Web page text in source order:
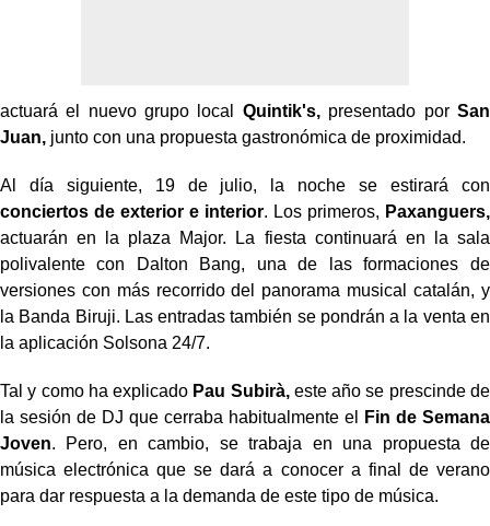
actuará el nuevo grupo local Quintik's,presentado por San
Juan, junto con una propuesta gastronómica de proximidad.
Al día siguiente, 19 de julio, la noche se estirará con
conciertos de exterior e interior. Los primeros, Paxanguers,
actuarán en la plaza Major. La fiesta continuará en la sala
polivalente con Dalton Bang, una de las formaciones de
versiones con más recorrido del panorama musical catalán, y
la Banda Biruji. Las entradas también se pondrán a la venta en
la aplicación Solsona 24/7.
Tal y como ha explicado Pau Subirà,este año se prescinde de
la sesión de DJ que cerraba habitualmente el
Fin de Semana
Joven. Pero, en cambio, se trabaja en una propuesta de
música electrónica que se dará a conocer a final de verano
para dar respuesta a la demanda de este tipo de música.